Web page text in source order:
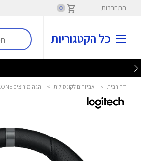
התחברות 0
כל הקטגוריות
דף הבית > אביזרים לקונסולות > הגה מירוצים G920 Driving Force PC/XONE לוג'יטק - Logitech